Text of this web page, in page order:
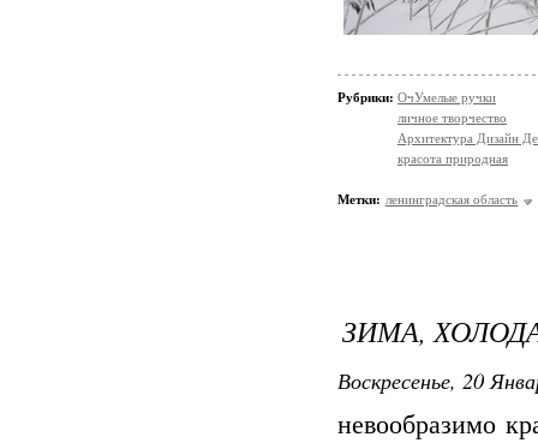
Рубрики: ОчУмелые ручки
личное творчество
Архитектура Дизайн
красота природная
Метки: ленинградская область
ЗИМА,
Воскресенье, 20
невообразимо